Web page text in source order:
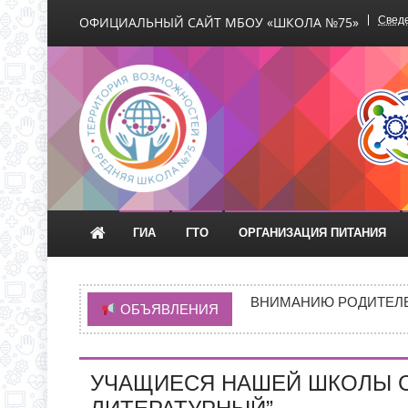
ОФИЦИАЛЬНЫЙ САЙТ МБОУ «ШКОЛА №75»
Официальный сайт
ГИА ГТО ОРГАНИЗАЦИЯ ПИТАНИЯ
ОБЪЯВЛЕНИЯ
НОВАЯ ЭПИДЕМИЯ
ВНИМАНИЮ
ГРАФИК ПРИЕМА
ИНФОРМАЦИЯ ОБ
УЧАЩИЕСЯ НАШЕЙ ШКОЛЫ